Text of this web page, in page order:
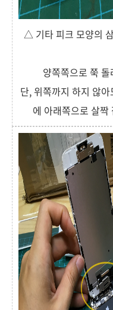
△ 기타 피크 모양의
양쪽쪽으로 쭉
단, 위쪽까지 하지 않
에 아래쪽으로 살